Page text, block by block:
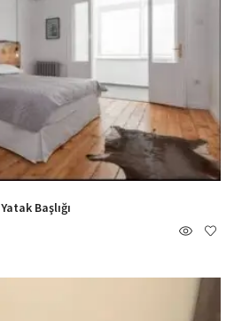
Yatak Başlığı